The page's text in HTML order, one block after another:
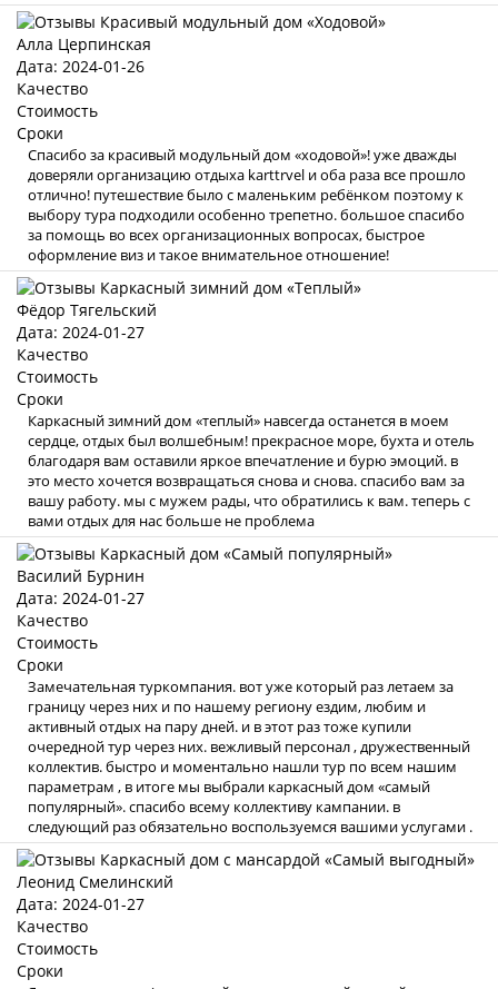
Алла Церпинская
Дата: 2024-01-26
Качество
Стоимость
Сроки
Спасибо за красивый модульный дом «ходовой»! уже дважды
доверяли организацию отдыха karttrvel и оба раза все прошло
отлично! путешествие было с маленьким ребёнком поэтому к
выбору тура подходили особенно трепетно. большое спасибо
за помощь во всех организационных вопросах, быстрое
оформление виз и такое внимательное отношение!
Фёдор Тягельский
Дата: 2024-01-27
Качество
Стоимость
Сроки
Каркасный зимний дом «теплый» навсегда останется в моем
сердце, отдых был волшебным! прекрасное море, бухта и отель
благодаря вам оставили яркое впечатление и бурю эмоций. в
это место хочется возвращаться снова и снова. спасибо вам за
вашу работу. мы с мужем рады, что обратились к вам. теперь с
вами отдых для нас больше не проблема
Василий Бурнин
Дата: 2024-01-27
Качество
Стоимость
Сроки
Замечательная туркомпания. вот уже который раз летаем за
границу через них и по нашему региону ездим, любим и
активный отдых на пару дней. и в этот раз тоже купили
очередной тур через них. вежливый персонал , дружественный
коллектив. быстро и моментально нашли тур по всем нашим
параметрам , в итоге мы выбрали каркасный дом «самый
популярный». спасибо всему коллективу кампании. в
следующий раз обязательно воспользуемся вашими услугами .
Леонид Смелинский
Дата: 2024-01-27
Качество
Стоимость
Сроки